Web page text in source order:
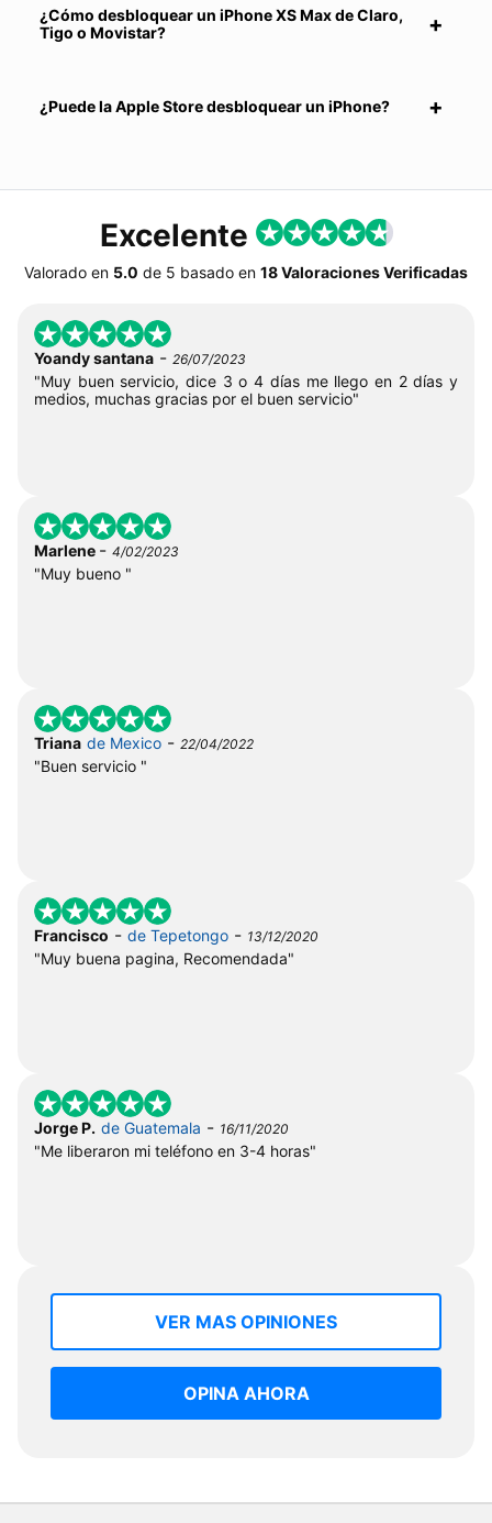
¿Cómo desbloquear un iPhone XS Max de Claro,
Tigo o Movistar?
¿Puede la Apple Store desbloquear un iPhone?
Excelente
Valorado en 5.0 de 5 basado en 18 Valoraciones Verificadas
Yoandy santana - 26/07/2023
"Muy buen servicio, dice 3 o 4 días me llego en 2 días y
medios, muchas gracias por el buen servicio"
Marlene - 4/02/2023
"Muy bueno "
Triana de Mexico - 22/04/2022
"Buen servicio "
Francisco - de Tepetongo - 13/12/2020
"Muy buena pagina, Recomendada"
Jorge P. de Guatemala - 16/11/2020
"Me liberaron mi teléfono en 3-4 horas"
VER MAS OPINIONES
OPINA AHORA